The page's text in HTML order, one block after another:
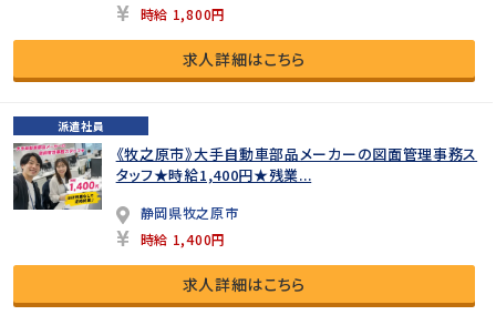
時給 1,800円
求人詳細はこちら
派遣社員
《牧之原市》大手自動車部品メーカーの図面管理事務ス
タッフ★時給1,400円★残業...
静岡県牧之原市
時給 1,400円
求人詳細はこちら